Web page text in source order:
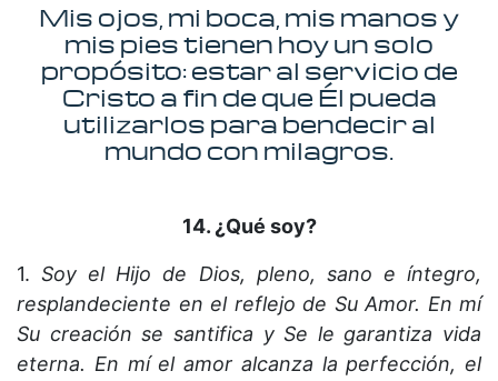
Mis ojos, mi boca, mis manos y
mis pies tienen hoy un solo
propósito: estar al servicio de
Cristo a fin de que Él pueda
utilizarlos para bendecir al
mundo con milagros.
14. ¿Qué soy?
1.Soy el Hijo de Dios, pleno, sano e íntegro,
resplandeciente en el reflejo de Su Amor. En mí
Su creación se santifica y Se le garantiza vida
eterna. En mí el amor alcanza la perfección, el